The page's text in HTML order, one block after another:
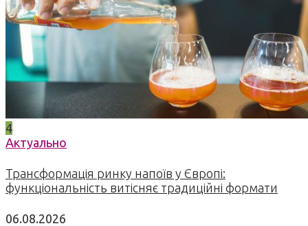
4
Актуально
Трансформація ринку напоїв у Європі:
функціональність витісняє традиційні формати
06.08.2026